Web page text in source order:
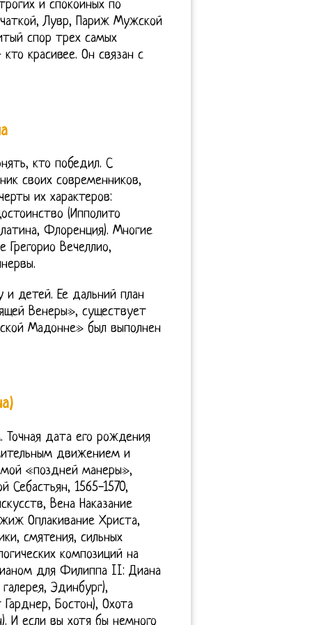
и спокойных по
Лувр, Париж Мужской
спор трех самых
красивее. Он связан с
кто победил. С
своих современников,
их характеров:
(Ипполито
Флоренция). Многие
Вечеллио,
и детей. Ее дальний план
Венеры», существует
Мадонне» был выполнен
Точная дата его рождения
движением и
«поздней манеры»,
Себастьян, 1565-1570,
Вена Наказание
Оплакивание Христа,
смятения, сильных
композиций на
для Филиппа II: Диана
Эдинбург),
Бостон), Охота
И если вы хотя бы немного